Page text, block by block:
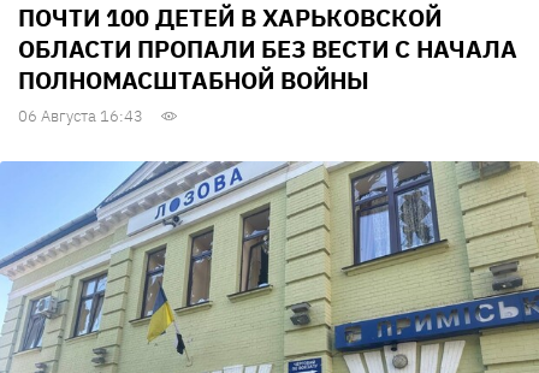
ПОЧТИ 100 ДЕТЕЙ В ХАРЬКОВСКОЙ
ОБЛАСТИ ПРОПАЛИ БЕЗ ВЕСТИ С НАЧАЛА
ПОЛНОМАСШТАБНОЙ ВОЙНЫ
06 Августа 16:43